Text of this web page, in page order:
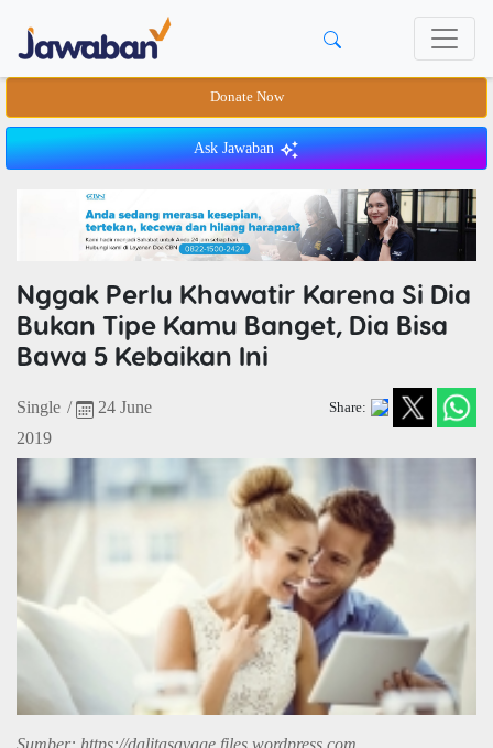
Donate Now
Ask Jawaban
Nggak Perlu Khawatir Karena Si Dia
Bukan Tipe Kamu Banget, Dia Bisa
Bawa 5 Kebaikan Ini
Single /
24 June
2019
Share: